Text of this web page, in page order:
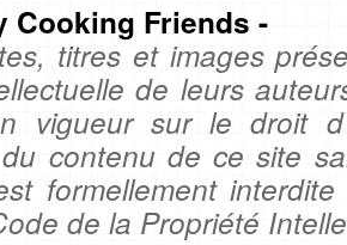
Cooking Friends -
titres et images
de leurs
vigueur sur le droit
contenu de ce site
formellement
de la Propriété